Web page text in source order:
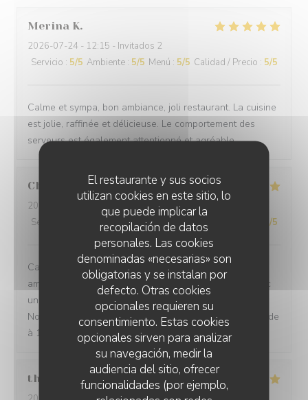
El restaurante y sus socios
utilizan cookies en este sitio, lo
que puede implicar la
recopilación de datos
personales. Las cookies
denominadas «necesarias» son
obligatorias y se instalan por
defecto. Otras cookies
opcionales requieren su
consentimiento. Estas cookies
opcionales sirven para analizar
su navegación, medir la
audiencia del sitio, ofrecer
funcionalidades (por ejemplo,
Merina K
2026-07-24 - 12:15 - Invitados 2
Servicio : 5/5 Ambiente : 5/5 Menú : 5/5 Calidad / Precio : 5/5
Calme et sympa, bon ambiance, joli restaurant. La cuisine
est jolie, raffinée et délicieuse. Le comportement des
serveurs est également attentionné et agréable.
Chevalier C
2026-07-27
- 12:30 - Invitados 2
Servicio
Ambiente: 5/5 Menú: 5/5 Calidad / Precio /5
Cadre très agréable, accueil discret et chaleureux,
amabilité du serveur, repas excellent et savoureux avec
une touche d'originalité et une excellente présentation.
Nous sommes enchantées de notre choix. Je recommande
à 100/100. Merci
thurl